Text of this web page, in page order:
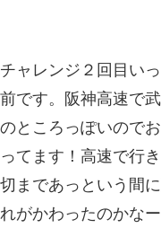
ャレンジ２回目い
です。阪神高速で
ところっぽいので
てます！高速で行
まであっという間に
がかわったのかな